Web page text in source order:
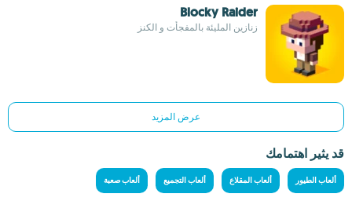
Blocky Raider
زنازين المليئة بالمفجأت و الكنز
عرض المزيد
قد يثير اهتمامك
ألعاب الطيور ألعاب المقلاع ألعاب التجميع ألعاب صعبة